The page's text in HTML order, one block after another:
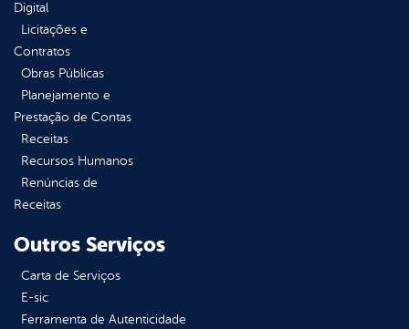
Digital
Licitações e
Contratos
Obras Públicas
Planejamento e
Prestação de Contas
Receitas
Recursos Humanos
Renúncias de
Receitas
Outros Serviços
Carta de Serviços
E-sic
Ferramenta de Autenticidade